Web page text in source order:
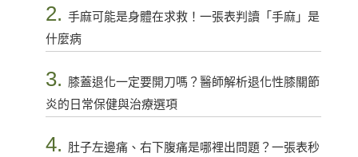
2. 手麻可能是身體在求救！一張表判讀「手麻」是
什麼病
3. 膝蓋退化一定要開刀嗎？醫師解析退化性膝關節
炎的日常保健與治療選項
4. 肚子左邊痛、右下腹痛是哪裡出問題？一張表秒